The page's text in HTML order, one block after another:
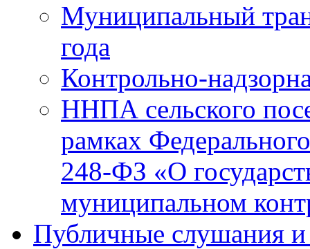
Муниципальный
года
Контрольно-
ННПА сельского
рамках
248-ФЗ «О
муниципальном
Публичные слушания